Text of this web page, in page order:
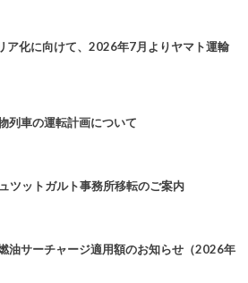
ア化に向けて、2026年7月よりヤマト運輸
列車の運転計画について
ツットガルト事務所移転のご案内
油サーチャージ適用額のお知らせ（2026年